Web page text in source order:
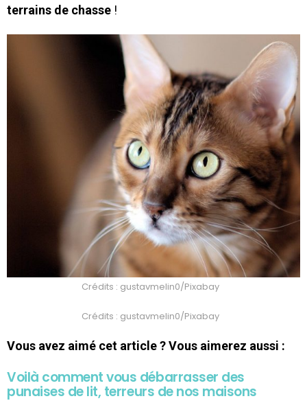
terrains de chasse !
Crédits : gustavmelin0/Pixabay
Crédits : gustavmelin0/Pixabay
Vous avez aimé cet article ? Vous aimerez aussi :
Voilà comment vous débarrasser des
punaises de lit, terreurs de nos maisons